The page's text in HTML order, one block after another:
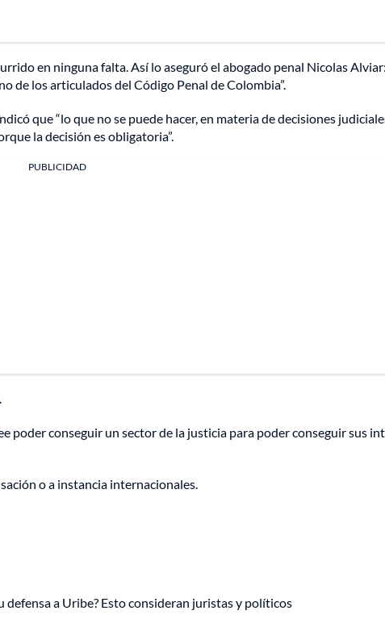
en ninguna falta. Así lo aseguró el abogado penal Nicolas Alviar:
de los articulados del Código Penal de Colombia”.
que “lo que no se puede hacer, en materia de decisiones
la decisión es obligatoria”.
PUBLICIDAD
poder conseguir un sector de la justicia para poder conseguir sus
o a instancia internacionales.
defensa a Uribe? Esto consideran juristas y políticos